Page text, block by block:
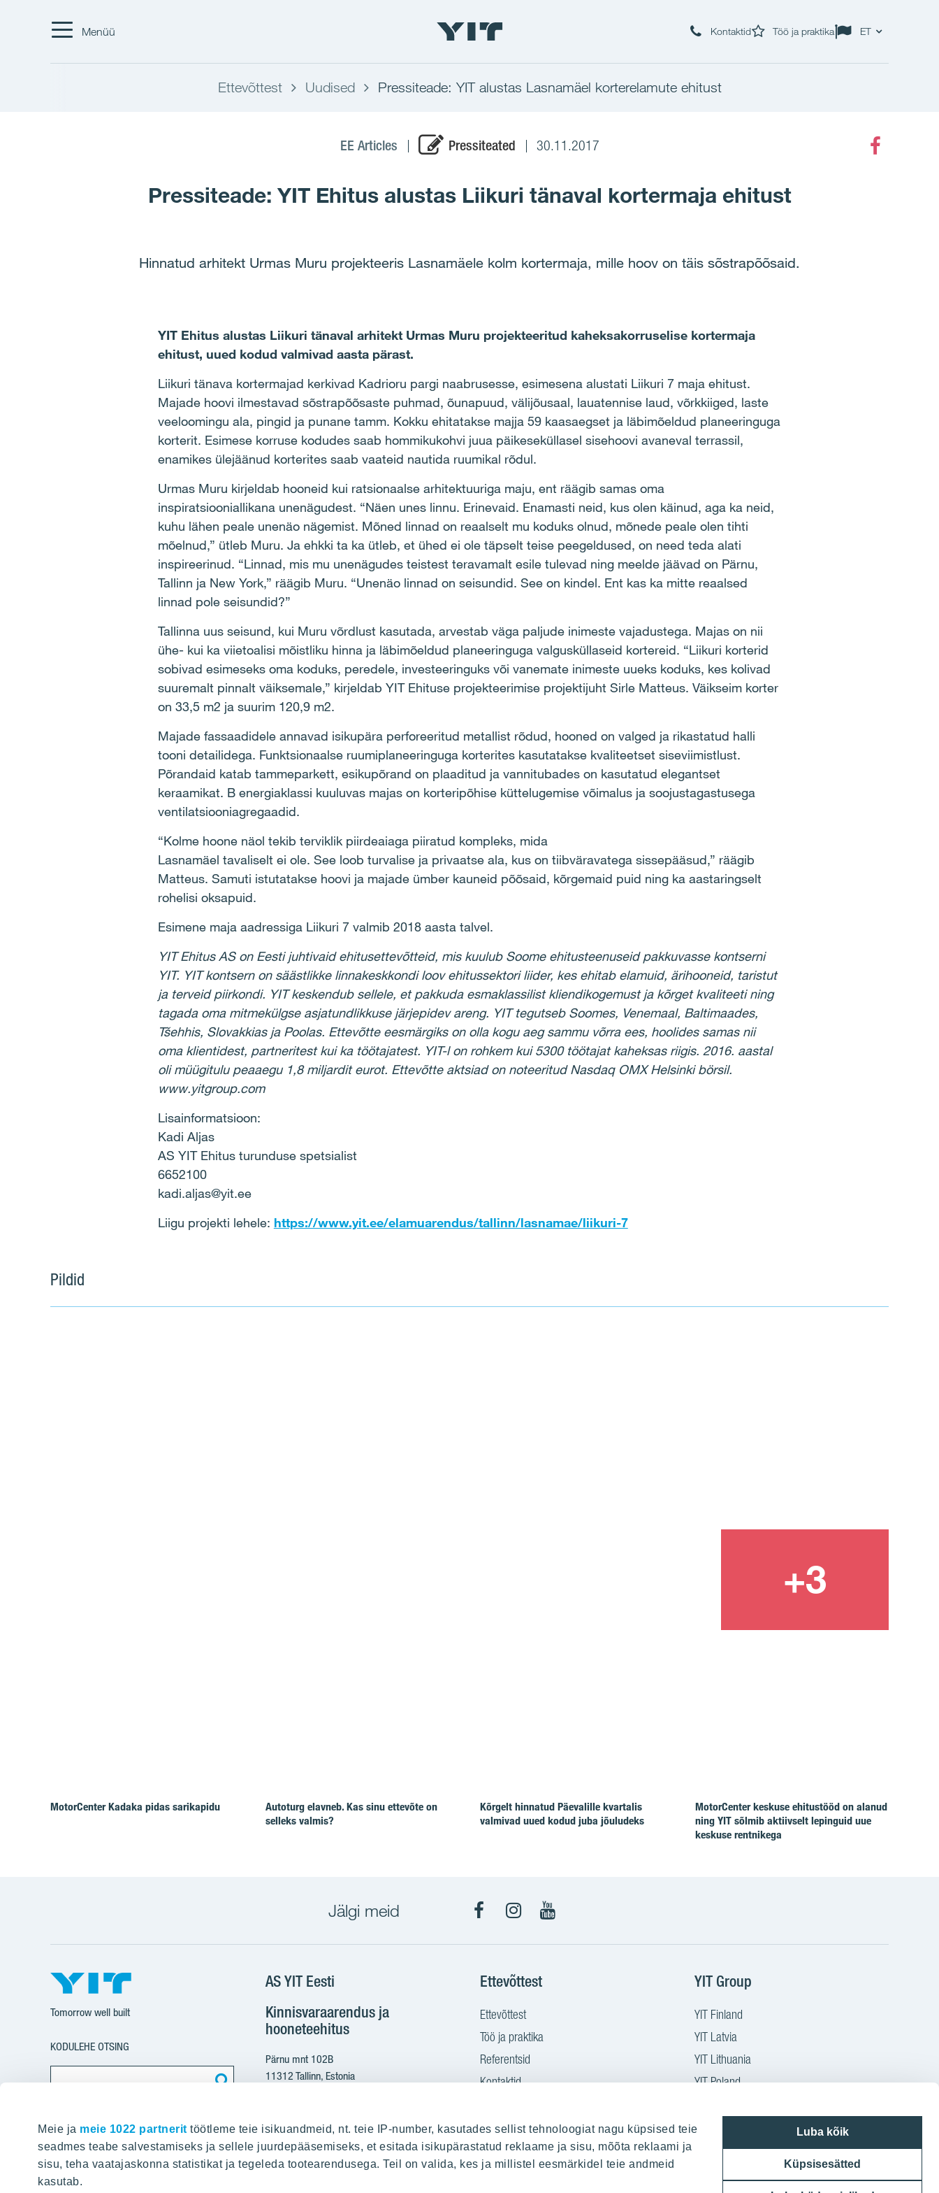
Meie ja meie 1022 partnerit töötleme teie isikuandmeid, nt. teie IP-number, kasutades sellist tehnoloogiat nagu küpsised teie
seadmes teabe salvestamiseks ja sellele juurdepääsemiseks, et esitada isikupärastatud reklaame ja sisu, mõõta reklaami ja
sisu, teha vaatajaskonna statistikat ja tegeleda tootearendusega. Teil on valida, kes ja millistel eesmärkidel teie andmeid
kasutab.
Luba kõik
Küpsisesätted
Menüü Kontaktid Töö ja praktika ET
Ettevõttest Uudised Pressiteade: YIT alustas Lasnamäel korterelamute ehitust
EE Articles Pressiteated 30.11.2017
Pressiteade: YIT Ehitus alustas Liikuri tänaval kortermaja ehitust
Hinnatud arhitekt Urmas Muru projekteeris Lasnamäele kolm kortermaja, mille hoov on täis sõstrapõõsaid.
YIT Ehitus alustas Liikuri tänaval arhitekt Urmas Muru projekteeritud kaheksakorruselise kortermaja
ehitust, uued kodud valmivad aasta pärast.
Liikuri tänava kortermajad kerkivad Kadrioru pargi naabrusesse, esimesena alustati Liikuri 7 maja ehitust.
Majade hoovi ilmestavad sõstrapõõsaste puhmad, õunapuud, välijõusaal, lauatennise laud, võrkkiiged, laste
veeloomingu ala, pingid ja punane tamm. Kokku ehitatakse majja 59 kaasaegset ja läbimõeldud planeeringuga
korterit. Esimese korruse kodudes saab hommikukohvi juua päikeseküllasel sisehoovi avaneval terrassil,
enamikes ülejäänud korterites saab vaateid nautida ruumikal rõdul.
Urmas Muru kirjeldab hooneid kui ratsionaalse arhitektuuriga maju, ent räägib samas oma
inspiratsiooniallikana unenägudest. “Näen unes linnu. Erinevaid. Enamasti neid, kus olen käinud, aga ka neid,
kuhu lähen peale unenäo nägemist. Mõned linnad on reaalselt mu koduks olnud, mõnede peale olen tihti
mõelnud,” ütleb Muru. Ja ehkki ta ka ütleb, et ühed ei ole täpselt teise peegeldused, on need teda alati
inspireerinud. “Linnad, mis mu unenägudes teistest teravamalt esile tulevad ning meelde jäävad on Pärnu,
Tallinn ja New York,” räägib Muru. “Unenäo linnad on seisundid. See on kindel. Ent kas ka mitte reaalsed
linnad pole seisundid?”
Tallinna uus seisund, kui Muru võrdlust kasutada, arvestab väga paljude inimeste vajadustega. Majas on nii
ühe- kui ka viietoalisi mõistliku hinna ja läbimõeldud planeeringuga valgusküllaseid kortereid. “Liikuri korterid
sobivad esimeseks oma koduks, peredele, investeeringuks või vanemate inimeste uueks koduks, kes kolivad
suuremalt pinnalt väiksemale,” kirjeldab YIT Ehituse projekteerimise projektijuht Sirle Matteus. Väikseim korter
on 33,5 m2 ja suurim 120,9 m2.
Majade fassaadidele annavad isikupära perforeeritud metallist rõdud, hooned on valged ja rikastatud halli
tooni detailidega. Funktsionaalse ruumiplaneeringuga korterites kasutatakse kvaliteetset siseviimistlust.
Põrandaid katab tammeparkett, esikupõrand on plaaditud ja vannitubades on kasutatud elegantset
keraamikat. B energiaklassi kuuluvas majas on korteripõhise küttelugemise võimalus ja soojustagastusega
ventilatsiooniagregaadid.
“Kolme hoone näol tekib terviklik piirdeaiaga piiratud kompleks, mida
Lasnamäel tavaliselt ei ole. See loob turvalise ja privaatse ala, kus on tiibväravatega sissepääsud,” räägib
Matteus. Samuti istutatakse hoovi ja majade ümber kauneid põõsaid, kõrgemaid puid ning ka aastaringselt
rohelisi oksapuid.
Esimene maja aadressiga Liikuri 7 valmib 2018 aasta talvel.
YIT Ehitus AS on Eesti juhtivaid ehitusettevõtteid, mis kuulub Soome ehitusteenuseid pakkuvasse kontserni
YIT. YIT kontsern on säästlikke linnakeskkondi loov ehitussektori liider, kes ehitab elamuid, ärihooneid, taristut
ja terveid piirkondi. YIT keskendub sellele, et pakkuda esmaklassilist kliendikogemust ja kõrget kvaliteeti ning
tagada oma mitmekülgse asjatundlikkuse järjepidev areng. YIT tegutseb Soomes, Venemaal, Baltimaades,
Tšehhis, Slovakkias ja Poolas. Ettevõtte eesmärgiks on olla kogu aeg sammu võrra ees, hoolides samas nii
oma klientidest, partneritest kui ka töötajatest. YIT-l on rohkem kui 5300 töötajat kaheksas riigis. 2016. aastal
oli müügitulu peaaegu 1,8 miljardit eurot. Ettevõtte aktsiad on noteeritud Nasdaq OMX Helsinki börsil.
www.yitgroup.com
Lisainformatsioon:
Kadi Aljas
AS YIT Ehitus turunduse spetsialist
6652100
kadi.aljas@yit.ee
Liigu projekti lehele: https://www.yit.ee/elamuarendus/tallinn/lasnamae/liikuri-7
Pildid
MotorCenter Kadaka pidas sarikapidu
Autoturg elavneb. Kas sinu ettevõte on
selleks valmis?
Kõrgelt hinnatud Päevalille kvartalis
valmivad uued kodud juba jõuludeks
MotorCenter keskuse ehitustööd on alanud
ning YIT sõlmib aktiivselt lepinguid uue
keskuse rentnikega
Jälgi meid
Tomorrow well built
KODULEHE OTSING
AS YIT Eesti
Kinnisvaraarendus ja
hooneteehitus
Pärnu mnt 102B
11312 Tallinn, Estonia
+372 665 2100
yit@yit.ee
Ettevõttest
Ettevõttest
Töö ja praktika
Referentsid
Kontaktid
YIT Group
YIT Finland
YIT Latvia
YIT Lithuania
YIT Poland
YIT Slovakia
YIT Group